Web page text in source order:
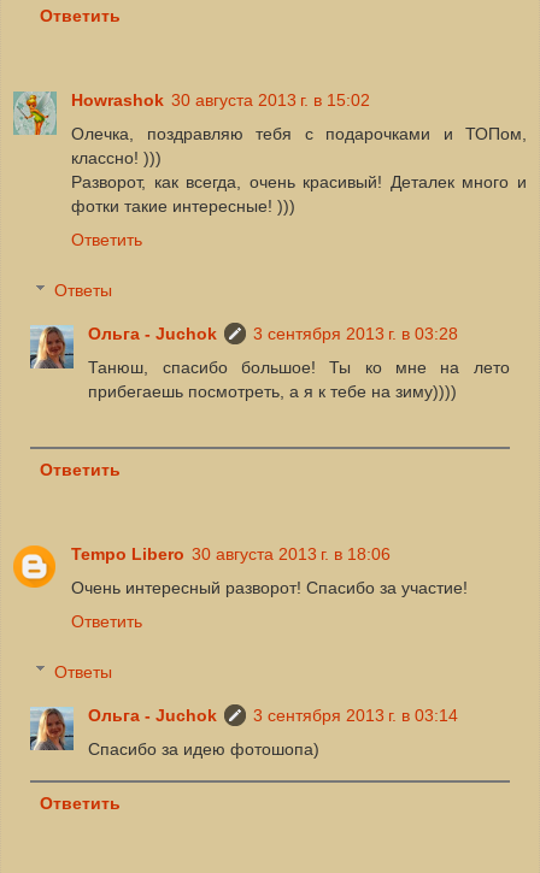
Ответить
Howrashok 30 августа 2013 г. в 15:02
Олечка, поздравляю тебя с подарочками и ТОПом,
классно! )))
Разворот, как всегда, очень красивый! Деталек много и
фотки такие интересные! )))
Ответить
Ответы
Ольга - Juchok
3 сентября 2013 г. в 03:28
Танюш, спасибо большое! Ты ко мне на лето
прибегаешь посмотреть, а я к тебе на зиму))))
Ответить
Tempo Libero 30 августа 2013 г. в 18:06
Очень интересный разворот! Спасибо за участие!
Ответить
Ответы
Ольга - Juchok
3 сентября 2013 г. в 03:14
Спасибо за идею фотошопа)
Ответить